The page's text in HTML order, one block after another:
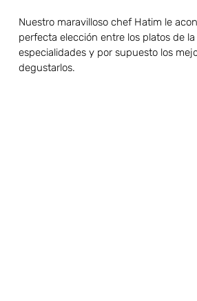
Nuestro maravilloso chef Hatim le
perfecta elección entre los platos de
especialidades y por supuesto los
degustarlos.